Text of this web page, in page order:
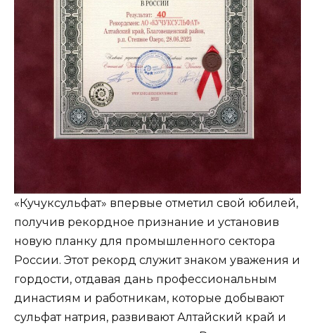
«Кучуксульфат» впервые отметил свой юбилей,
получив рекордное признание и установив
новую планку для промышленного сектора
России. Этот рекорд служит знаком уважения и
гордости, отдавая дань профессиональным
династиям и работникам, которые добывают
сульфат натрия, развивают Алтайский край и